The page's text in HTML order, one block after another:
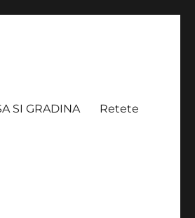
SI GRADINA Retete